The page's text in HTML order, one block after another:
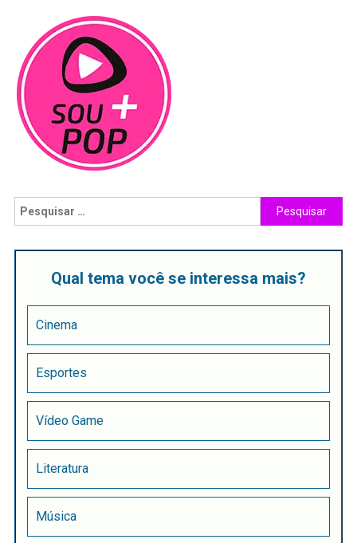
Qual tema você se interessa mais?
Cinema
Esportes
Vídeo Game
Literatura
Música